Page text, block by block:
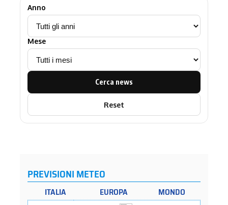
Anno
Mese
Cerca news
Reset